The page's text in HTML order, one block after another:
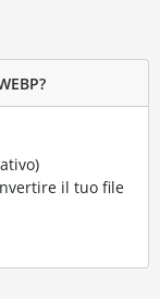
il tuo file